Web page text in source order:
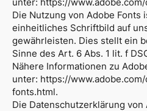
Die Nutzung von Adobe
einheitliches Schriftbild auf
gewährleisten. Dies stellt ein
Sinne des Art. 6 Abs. 1 lit. f
Nähere Informationen zu
unter: https://
fonts.html.
Die Datenschutzerklärung von